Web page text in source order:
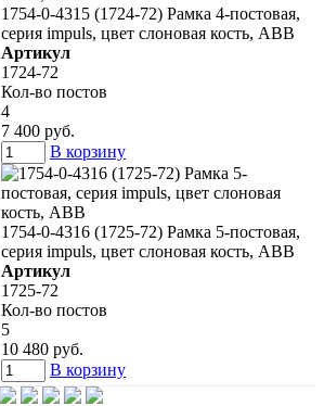
1754-0-4315 (1724-72) Рамка 4-постовая,
серия impuls, цвет слоновая кость, ABB
Артикул
1724-72
Кол-во постов
4
7 400 руб.
В корзину
1754-0-4316 (1725-72) Рамка 5-постовая,
серия impuls, цвет слоновая кость, ABB
Артикул
1725-72
Кол-во постов
5
10 480 руб.
В корзину